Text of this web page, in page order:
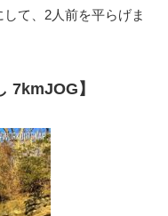
して、2人前を平らげま
7kmJOG】